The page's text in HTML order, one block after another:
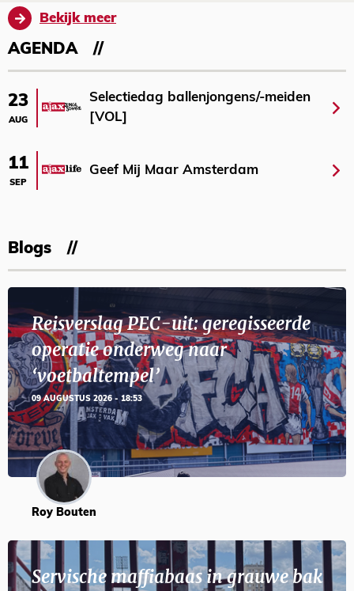
Bekijk meer
AGENDA
23
AUG
Selectiedag ballenjongens/-meiden
[VOL]
11
SEP
Geef Mij Maar Amsterdam
Blogs
Reisverslag PEC-uit: geregisseerde
operatie onderweg naar
‘voetbaltempel’
09 AUGUSTUS 2026 - 18:53
Roy Bouten
Servische maffiabaas in grauwe bak